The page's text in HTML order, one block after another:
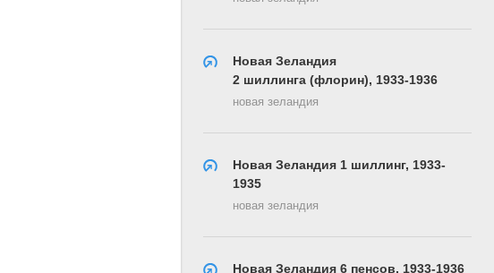
Новая Зеландия
2 шиллинга (флорин), 1933-1936
новая зеландия
Новая Зеландия 1 шиллинг, 1933-
1935
новая зеландия
Новая Зеландия 6 пенсов, 1933-1936